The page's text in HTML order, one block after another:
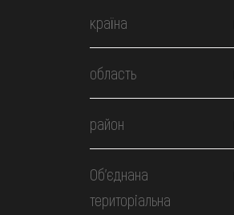
країна
область
район
Об’єднана
територіальна